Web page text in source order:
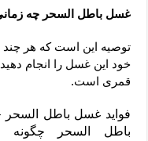
غسل باطل السحر چه
توصیه این است که هر چند
خود این غسل را انجام
قمری است.
فواید غسل باطل
باطل السحر چگونه